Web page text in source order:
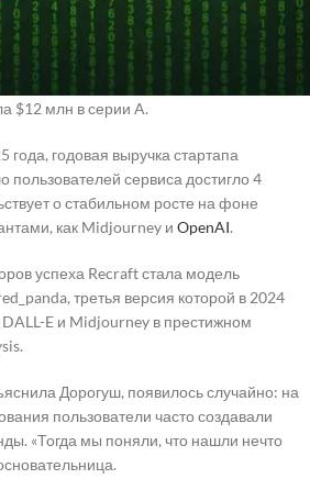
Анной Вероникой Дорогуш, успешно
финансирования серии B.
раунд инвестиций для компании: в
$12 млн в серии A.
годовая выручка стартапа
пользователей сервиса достигло 4
о стабильном росте на фоне
как Midjourney и OpenAI.
успеха Recraft стала модель
третья версия которой в 2024
E и Midjourney в престижном
Дорогуш, появилось случайно: на
пользователи часто создавали
«Тогда мы поняли, что нашли нечто